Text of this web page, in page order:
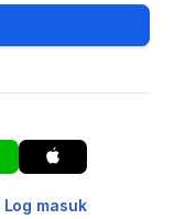
Log masuk